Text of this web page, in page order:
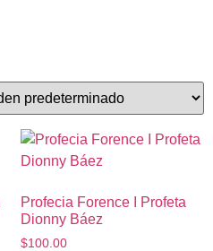
Profecia Forence I Profeta
Dionny Báez
$100.00